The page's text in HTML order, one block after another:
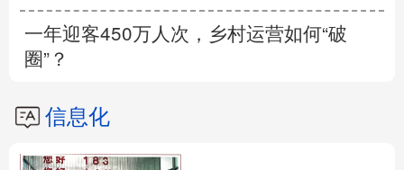
一年迎客450万人次，乡村运营如何“破
圈”？
信息化